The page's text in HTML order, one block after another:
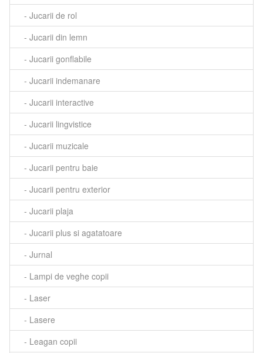
- Jucarii de rol
- Jucarii din lemn
- Jucarii gonflabile
- Jucarii indemanare
- Jucarii interactive
- Jucarii lingvistice
- Jucarii muzicale
- Jucarii pentru baie
- Jucarii pentru exterior
- Jucarii plaja
- Jucarii plus si agatatoare
- Jurnal
- Lampi de veghe copii
- Laser
- Lasere
- Leagan copii